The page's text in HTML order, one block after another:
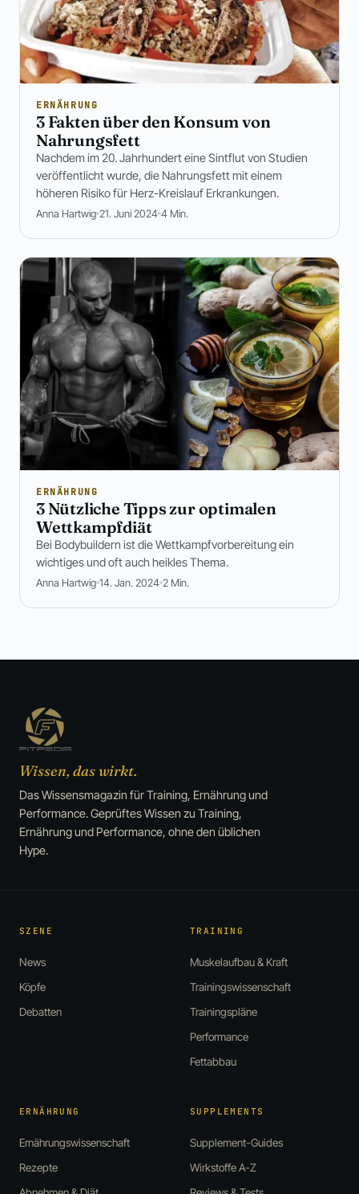
ERNÄHRUNG
3 Fakten über den Konsum von
Nahrungsfett
Nachdem im 20. Jahrhundert eine Sintflut von Studien
veröffentlicht wurde, die Nahrungsfett mit einem
höheren Risiko für Herz-Kreislauf Erkrankungen.
Anna Hartwig 21. Juni 2024 4 Min.
ERNÄHRUNG
3 Nützliche Tipps zur optimalen
Wettkampfdiät
Bei Bodybuildern ist die Wettkampfvorbereitung ein
wichtiges und oft auch heikles Thema.
Anna Hartwig 14. Jan. 2024 2 Min.
Wissen, das wirkt.
Das Wissensmagazin für Training, Ernährung und
Performance. Geprüftes Wissen zu Training,
Ernährung und Performance, ohne den üblichen
Hype.
SZENE
News
Köpfe
Debatten
TRAINING
Muskelaufbau & Kraft
Trainingswissenschaft
Trainingspläne
Performance
Fettabbau
ERNÄHRUNG
Ernährungswissenschaft
Rezepte
SUPPLEMENTS
Supplement-Guides
Wirkstoffe A-Z